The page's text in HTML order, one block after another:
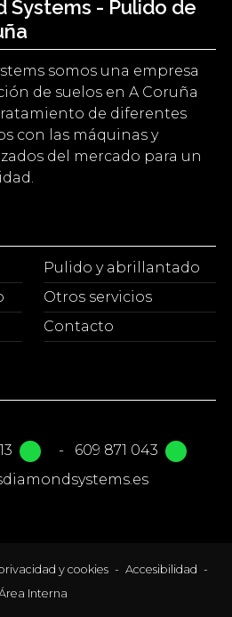
Systems - Pulido de
somos una empresa
de suelos en A Coruña
de diferentes
con las máquinas y
del mercado para un
Pulido y abrillantado
Otros servicios
Contacto
-
609 871 043
y cookies - Accesibilidad -
Interna